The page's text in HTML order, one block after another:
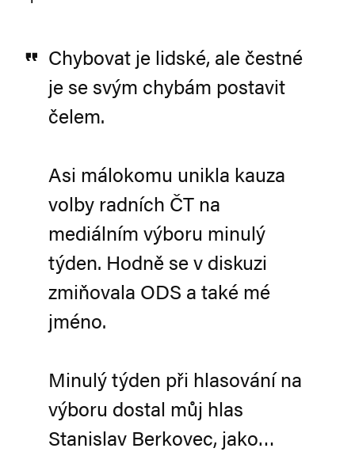
Chybovat je lidské, ale čestné
je se svým chybám postavit
čelem.
Asi málokomu unikla kauza
volby radních ČT na
mediálním výboru minulý
týden. Hodně se v diskuzi
zmiňovala ODS a také mé
jméno.
Minulý týden při hlasování na
výboru dostal můj hlas
Stanislav Berkovec, jako…